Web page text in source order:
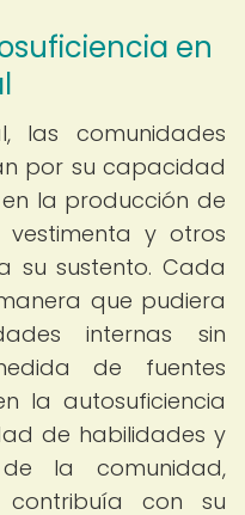
en
las comunidades
por su capacidad
la producción de
vestimenta y otros
su sustento. Cada
que pudiera
internas sin
de fuentes
la autosuficiencia
de habilidades y
la comunidad,
con su